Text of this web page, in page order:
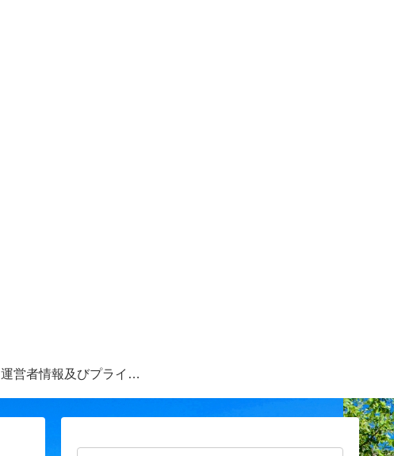
運営者情報及びプライバ
シーポリシー